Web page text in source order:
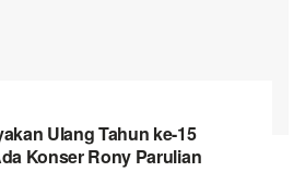
Ulang Tahun ke-15
Konser Rony Parulian